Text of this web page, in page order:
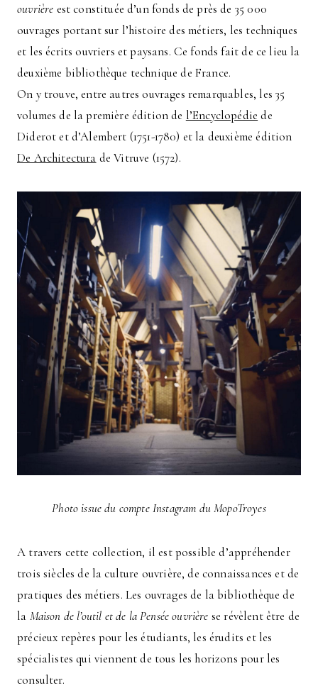
ouvrière est constituée d’un fonds de près de 35 000
ouvrages portant sur l’histoire des métiers, les techniques
et les écrits ouvriers et paysans. Ce fonds fait de ce lieu la
deuxième bibliothèque technique de France.
On y trouve, entre autres ouvrages remarquables, les 35
volumes de la première édition de l’Encyclopédie de
Diderot et d’Alembert (1751-1780) et la deuxième édition
De Architectura de Vitruve (1572).
Photo issue du compte Instagram du MopoTroyes
A travers cette collection, il est possible d’appréhender
trois siècles de la culture ouvrière, de connaissances et de
pratiques des métiers. Les ouvrages de la bibliothèque de
la Maison de l’outil et de la Pensée ouvrière se révèlent être de
précieux repères pour les étudiants, les érudits et les
spécialistes qui viennent de tous les horizons pour les
consulter.